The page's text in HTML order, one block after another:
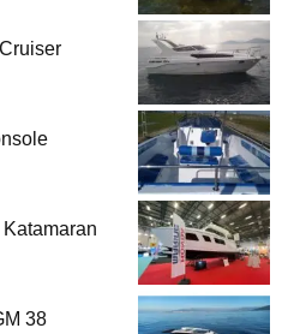
38